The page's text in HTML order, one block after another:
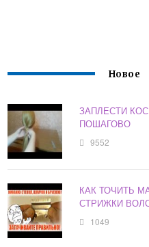
Новое
ЗАПЛЕСТИ
ПОШАГОВО
9552
КАК ТОЧИТЬ
СТРИЖКИ
1049